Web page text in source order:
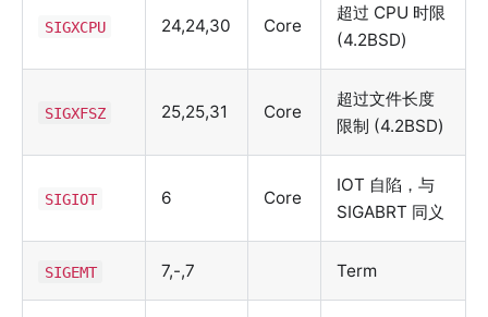
SIGXCPU 24,24,30 Core
超过 CPU 时限
(4.2BSD)
SIGXFSZ 25,25,31 Core
超过文件长度
限制 (4.2BSD)
SIGIOT 6 Core
IOT 自陷，与
SIGABRT 同义
SIGEMT 7,-,7 Term